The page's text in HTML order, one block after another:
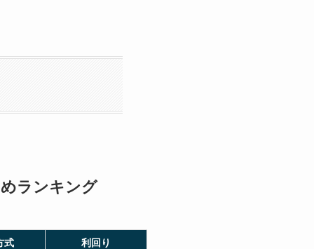
ランキング
式 利回り